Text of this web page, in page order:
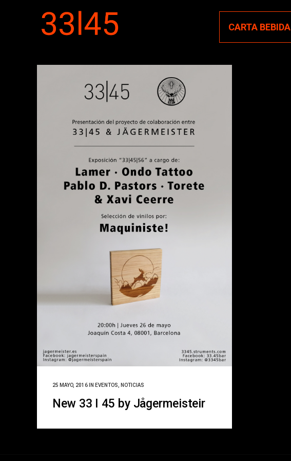
CARTA BEBIDA
25 MAYO, 2016 IN EVENTOS NOTICIAS
New 33 I 45 by Jågermeisteir